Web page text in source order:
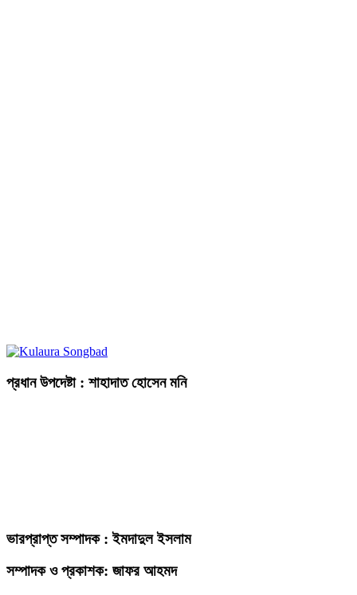
প্রধান উপদেষ্টা : শাহাদাত হোসেন মনি
ভারপ্রাপ্ত সম্পাদক : ইমদাদুল ইসলাম
সম্পাদক ও প্রকাশক: জাফর আহমদ